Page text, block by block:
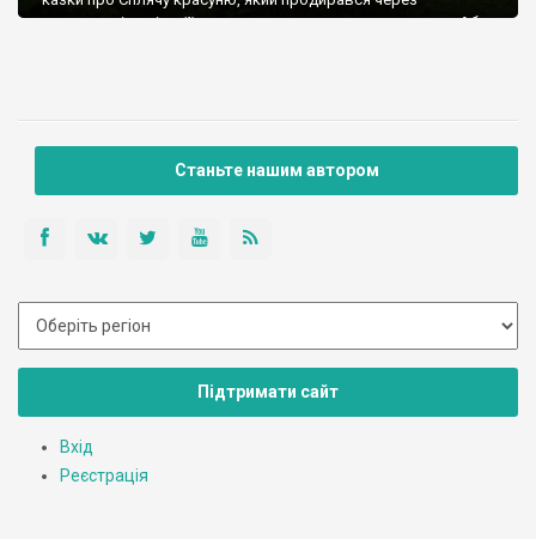
непролазні хащі до її замку, розмахуючи гострим мечем. Або
Станьте нашим автором
Підтримати сайт
Вхід
Реєстрація